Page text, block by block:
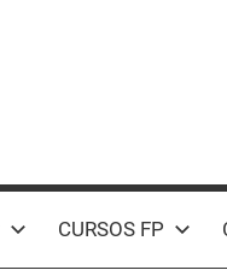
CURSOS FP